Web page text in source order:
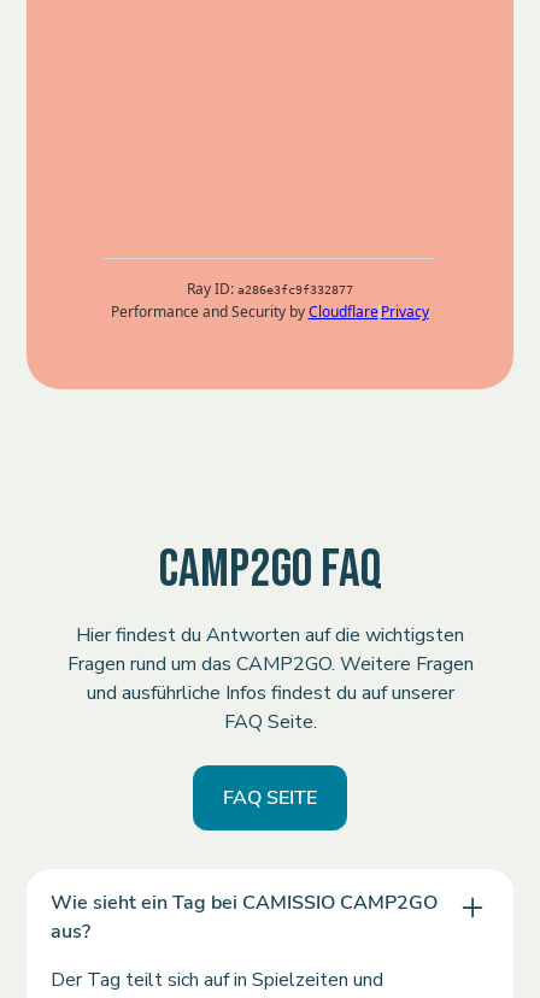
CAMP2GO FAQ
Hier findest du Antworten auf die wichtigsten
Fragen rund um das CAMP2GO. Weitere Fragen
und ausführliche Infos findest du auf unserer
FAQ Seite.
FAQ SEITE
Wie sieht ein Tag bei CAMISSIO CAMP2GO
aus?
Der Tag teilt sich auf in Spielzeiten und